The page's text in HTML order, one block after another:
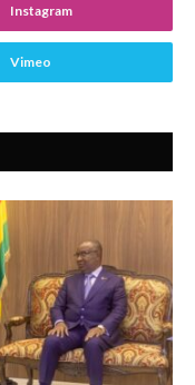
Instagram
Vimeo